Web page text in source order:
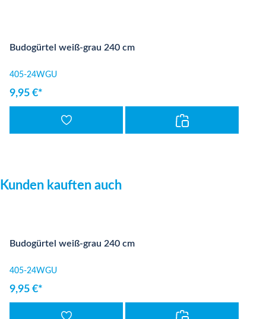
Budogürtel weiß-grau 240 cm
405-24WGU
9,95 €*
Produktgalerie überspringen
Kunden kauften auch
Budogürtel weiß-grau 240 cm
405-24WGU
9,95 €*